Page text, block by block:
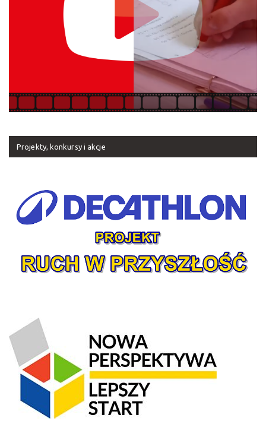
Projekty, konkursy i akcje